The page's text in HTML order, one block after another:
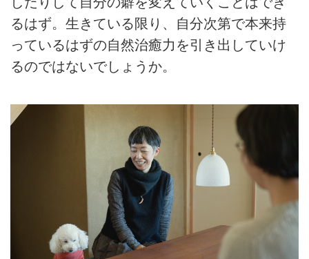
るはず。生きている限り、自分次第で本来持
っているはずの自然治癒力を引き出していけ
るのではないでしょうか。